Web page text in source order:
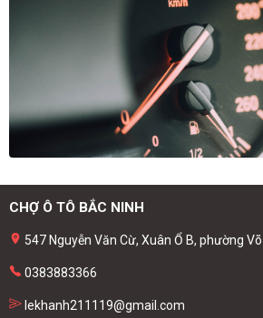
CHỢ Ô TÔ BẮC NINH
547 Nguyễn Văn Cừ, Xuân Ổ B, phường
0383883366
lekhanh211119@gmail.com